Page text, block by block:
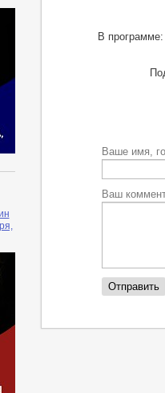
В программе:
Ваше имя,
Ваш